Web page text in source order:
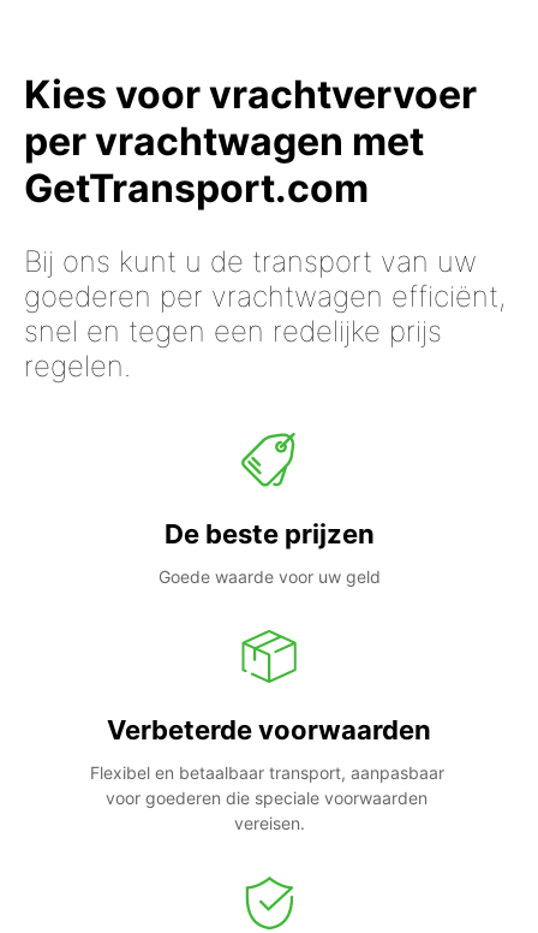
Kies voor vrachtvervoer
per vrachtwagen met
GetTransport.com
Bij ons kunt u de transport van uw
goederen per vrachtwagen efficiënt,
snel en tegen een redelijke prijs
regelen.
De beste prijzen
Goede waarde voor uw geld
Verbeterde voorwaarden
Flexibel en betaalbaar transport, aanpasbaar
voor goederen die speciale voorwaarden
vereisen.